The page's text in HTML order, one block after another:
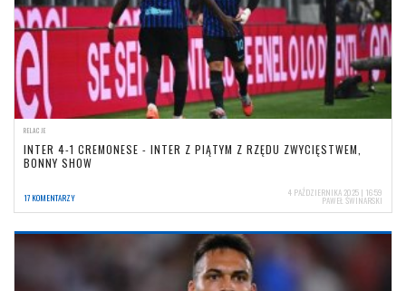
RELACJE
INTER 4-1 CREMONESE - INTER Z PIĄTYM Z RZĘDU ZWYCIĘSTWEM,
BONNY SHOW
17 KOMENTARZY 4 PAŹDZIERNIKA 2025 | 16:59
PAWEŁ ŚWINARSKI